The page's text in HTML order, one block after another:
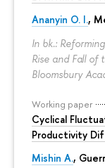
Ananyin O. I.,
In bk.:
Rise and Fall of
Bloomsbury
Working paper
Cyclical
Productivity
Mishin A.,